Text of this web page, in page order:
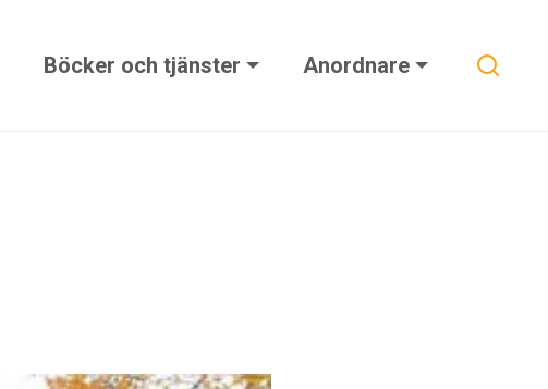
Böcker och tjänster Anordnare